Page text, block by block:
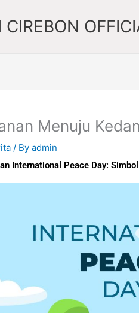
Menuju
/ By admin
International Peace Day: